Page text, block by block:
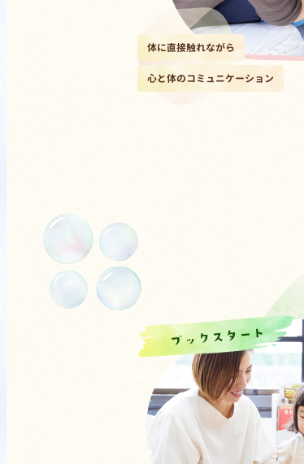
体に直接触れながら
心と体のコミュニケーション
ブックスタート